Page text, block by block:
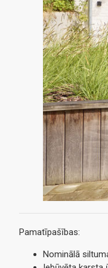
Pamatīpašības:
Nominālā